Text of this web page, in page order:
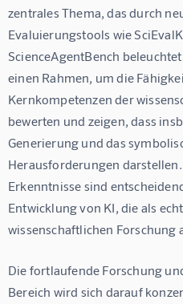
zentrales Thema, das durch
Evaluierungstools wie
ScienceAgentBench
einen Rahmen, um die
Kernkompetenzen der
bewerten und zeigen, dass
Generierung und das
Herausforderungen
Erkenntnisse sind
Entwicklung von KI, die als
wissenschaftlichen Forschung
Die fortlaufende Forschung
Bereich wird sich darauf